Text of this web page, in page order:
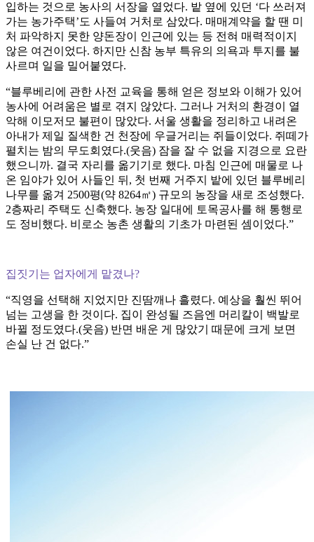
입하는 것으로 농사의 서장을 열었다. 밭 옆에 있던 ‘다 쓰러져
가는 농가주택’도 사들여 거처로 삼았다. 매매계약을 할 땐 미
처 파악하지 못한 양돈장이 인근에 있는 등 전혀 매력적이지
않은 여건이었다. 하지만 신참 농부 특유의 의욕과 투지를 불
사르며 일을 밀어붙였다.
“블루베리에 관한 사전 교육을 통해 얻은 정보와 이해가 있어
농사에 어려움은 별로 겪지 않았다. 그러나 거처의 환경이 열
악해 이모저모 불편이 많았다. 서울 생활을 정리하고 내려온
아내가 제일 질색한 건 천장에 우글거리는 쥐들이었다. 쥐떼가
펼치는 밤의 무도회였다.(웃음) 잠을 잘 수 없을 지경으로 요란
했으니까. 결국 자리를 옮기기로 했다. 마침 인근에 매물로 나
온 임야가 있어 사들인 뒤, 첫 번째 거주지 밭에 있던 블루베리
나무를 옮겨 2500평(약 8264㎡) 규모의 농장을 새로 조성했다.
2층짜리 주택도 신축했다. 농장 일대에 토목공사를 해 통행로
도 정비했다. 비로소 농촌 생활의 기초가 마련된 셈이었다.”
집짓기는 업자에게 맡겼나?
“직영을 선택해 지었지만 진땀깨나 흘렸다. 예상을 훨씬 뛰어
넘는 고생을 한 것이다. 집이 완성될 즈음엔 머리칼이 백발로
바뀔 정도였다.(웃음) 반면 배운 게 많았기 때문에 크게 보면
손실 난 건 없다.”